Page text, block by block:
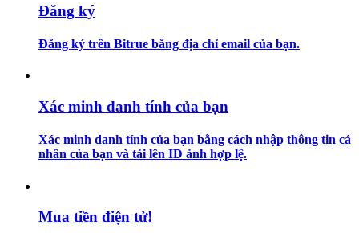
Hướng dẫn
Đăng ký
Đăng ký trên Bitrue bằng địa chỉ email của bạn.
Xác minh danh tính của bạn
Xác minh danh tính của bạn bằng cách nhập thông tin cá
nhân của bạn và tải lên ID ảnh hợp lệ.
Mua tiền điện tử!